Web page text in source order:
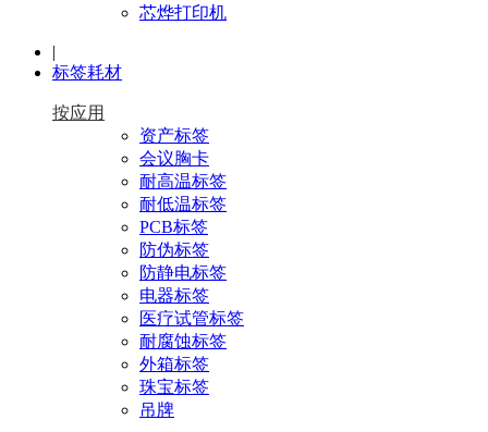
芯烨打印机
|
标签耗材
按应用
资产标签
会议胸卡
耐高温标签
耐低温标签
PCB标签
防伪标签
防静电标签
电器标签
医疗试管标签
耐腐蚀标签
外箱标签
珠宝标签
吊牌